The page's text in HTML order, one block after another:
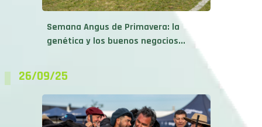
Semana Angus de Primavera: la
genética y los buenos negocios...
26/09/25